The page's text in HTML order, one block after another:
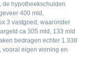
de hypotheekschulden
400 mld,
3 vastgoed, waaronder
ca 305 mld, 133 mld
bedragen echter 1.338
vooral eigen woning en